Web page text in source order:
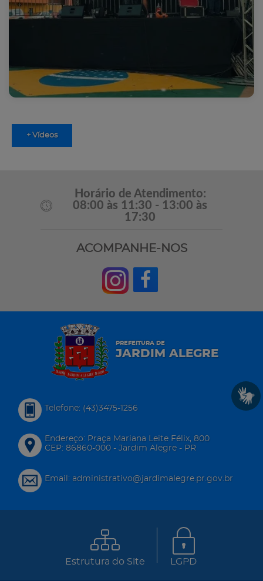
+ Vídeos
Horário de Atendimento:
08:00 às 11:30 - 13:00 às
17:30
ACOMPANHE-NOS
PREFEITURA DE
JARDIM ALEGRE
Telefone: (43)3475-1256
Endereço: Praça Mariana Leite Félix, 800
CEP: 86860-000 - Jardim Alegre - PR
Email: administrativo@jardimalegre.pr.gov.br
Estrutura do Site LGPD